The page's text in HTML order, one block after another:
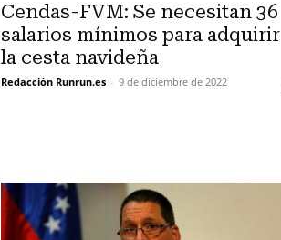
Cendas-FVM: Se necesitan 36
salarios mínimos para adquirir
la cesta navideña
Redacción Runrun.es - 9 de diciembre de 2022